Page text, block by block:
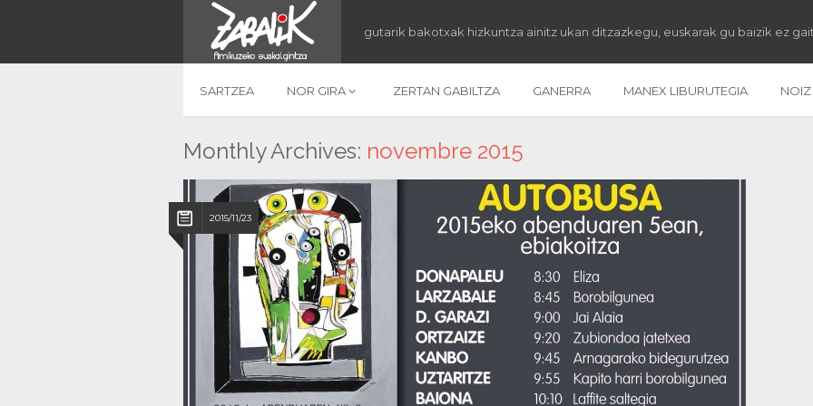
gutarik bakotxak hizkuntza ainitz ukan ditzazkegu, euskarak gu baizik ez
SARTZEA NOR GIRA ZERTAN GABILTZA GANERRA MANEX LIBURUTEGIA NOIZ
Monthly Archives: novembre 2015
2015/11/23